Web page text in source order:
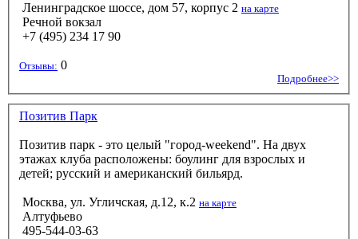
Ленинградское шоссе, дом 57, корпус 2 на карте
Речной вокзал
+7 (495) 234 17 90
Отзывы: 0
Подробнее>>
Позитив Парк
Позитив парк - это целый "город-weekend". На двух
этажах клуба расположены: боулинг для взрослых и
детей; русский и американский бильярд.
Москва, ул. Угличская, д.12, к.2 на карте
Алтуфьево
495-544-03-63